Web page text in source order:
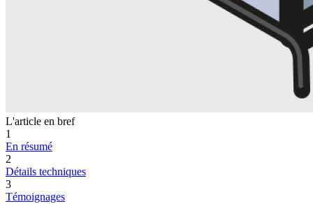
L'article en bref
1
En résumé
2
Détails techniques
3
Témoignages